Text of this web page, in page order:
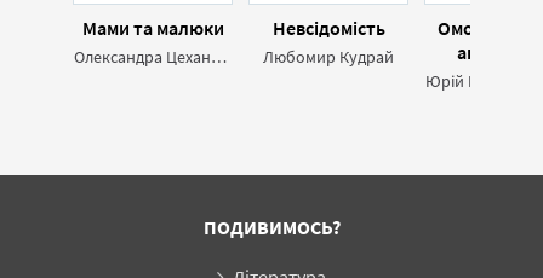
Мами та малюки
Олександра Цеханська,Дмитро Стрєлков
Невсідомість
Любомир Кудрай
Омофор -
ПОДИВИМОСЬ?